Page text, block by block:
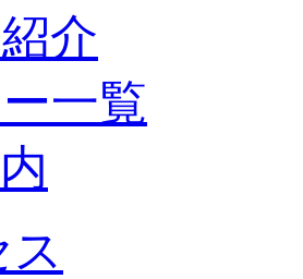
介
一覧